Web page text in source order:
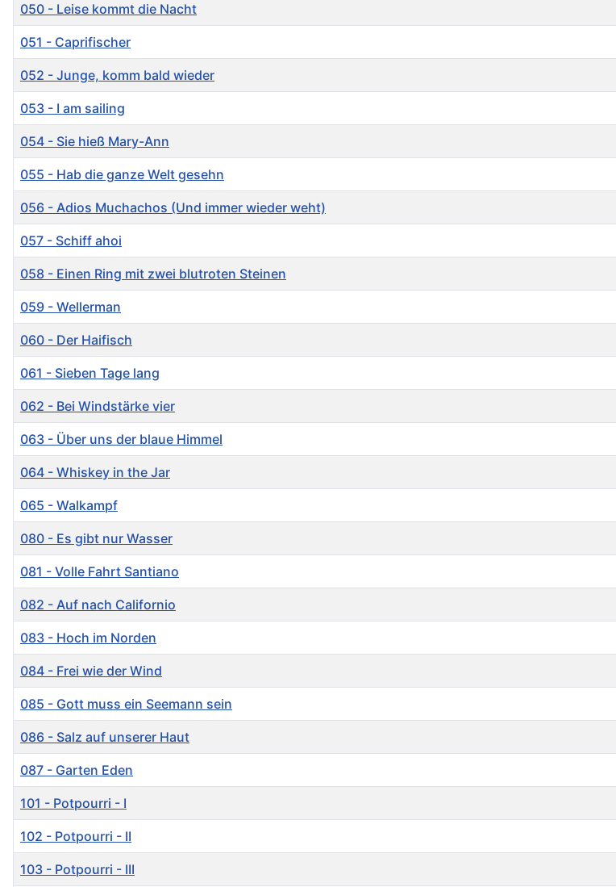
050 - Leise kommt die Nacht
051 - Caprifischer
052 - Junge, komm bald wieder
053 - I am sailing
054 - Sie hieß Mary-Ann
055 - Hab die ganze Welt gesehn
056 - Adios Muchachos (Und immer wieder weht)
057 - Schiff ahoi
058 - Einen Ring mit zwei blutroten Steinen
059 - Wellerman
060 - Der Haifisch
061 - Sieben Tage lang
062 - Bei Windstärke vier
063 - Über uns der blaue Himmel
064 - Whiskey in the Jar
065 - Walkampf
080 - Es gibt nur Wasser
081 - Volle Fahrt Santiano
082 - Auf nach Californio
083 - Hoch im Norden
084 - Frei wie der Wind
085 - Gott muss ein Seemann sein
086 - Salz auf unserer Haut
087 - Garten Eden
101 - Potpourri - I
102 - Potpourri - II
103 - Potpourri - III